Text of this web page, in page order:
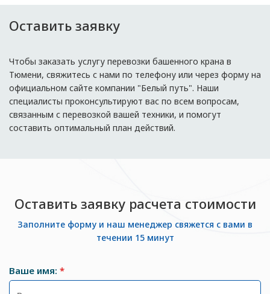
Оставить заявку
Чтобы заказать услугу перевозки башенного крана в
Тюмени, свяжитесь с нами по телефону или через форму на
официальном сайте компании "Белый путь". Наши
специалисты проконсультируют вас по всем вопросам,
связанным с перевозкой вашей техники, и помогут
составить оптимальный план действий.
Оставить заявку расчета стоимости
Заполните форму и наш менеджер свяжется с вами в
течении 15 минут
Ваше имя: *